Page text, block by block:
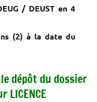
/ DEUST en 4
(2) à la date du
dépôt du dossier
LICENCE